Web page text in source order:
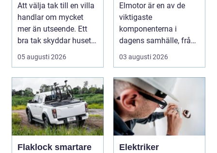
Att välja tak till en villa
handlar om mycket
mer än utseende. Ett
bra tak skyddar huset
mot regn, s...
05 augusti 2026
Elmotor är en av de
viktigaste
komponenterna i
dagens samhälle, från
små hushållsapparater
till stor...
03 augusti 2026
Flaklock smartare
Elektriker